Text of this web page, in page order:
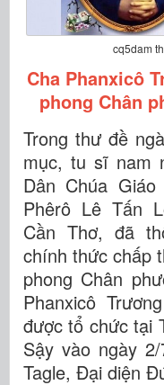
cq5dam
Cha Phanxicô
phong Chân
Trong thư đề
mục, tu sĩ nam
Dân Chúa
Phêrô Lê Tấn
Cần Thơ, đã
chính thức chấp
phong Chân
Phanxicô
được tổ chức tại
Sậy vào ngày
Tagle, Đại diện